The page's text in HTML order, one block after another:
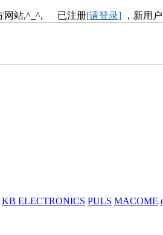
网站,^_^, 已注册[请登录] ，新用户
KB ELECTRONICS PULS MACOME